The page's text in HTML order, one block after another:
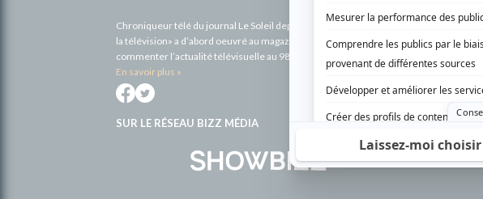
Chroniqueur télé du journal Le Soleil depuis 2001, Richard Therrien carbure à son
la télévision» a d’abord oeuvré au magazine TV Hebdo de 1996 à 2001. Sa
commenter l’actualité télévisuelle au 98,5.
En savoir plus »
SUR LE RÉSEAU BIZZ MÉDIA